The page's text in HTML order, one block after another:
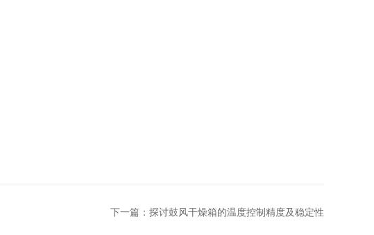
下一篇： 探讨鼓风干燥箱的温度控制精度及稳定性